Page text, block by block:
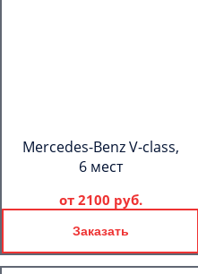
Mercedes-Benz V-class,
6 мест
от 2100 руб.
Заказать